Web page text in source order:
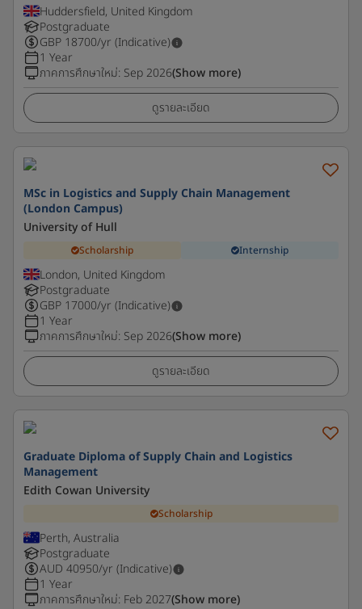
Huddersfield, United Kingdom
Postgraduate
GBP 18700/yr (Indicative)
1 Year
ภาคการศึกษาใหม่: Sep 2026(Show more)
ดูรายละเอียด
MSc in Logistics and Supply Chain Management
(London Campus)
University of Hull
Scholarship Internship
London, United Kingdom
Postgraduate
GBP 17000/yr (Indicative)
1 Year
ภาคการศึกษาใหม่: Sep 2026(Show more)
ดูรายละเอียด
Graduate Diploma of Supply Chain and Logistics
Management
Edith Cowan University
Scholarship
Perth, Australia
Postgraduate
AUD 40950/yr (Indicative)
1 Year
ภาคการศึกษาใหม่: Feb 2027(Show more)